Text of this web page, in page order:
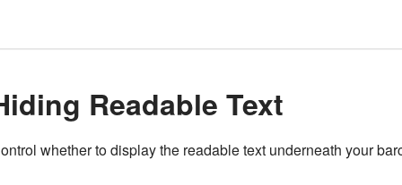
Readable Text
whether to display the readable text underneath your